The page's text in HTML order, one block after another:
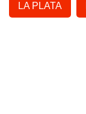
LA PLATA